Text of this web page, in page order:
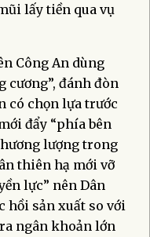
lấy tiền qua vụ
Công An dùng
cương”, đánh đòn
có chọn lựa trước
đẩy “phía bên
lượng trong
thiên hạ mới vỡ
lực” nên Dân
hồi sản xuất so với
ngân khoản lớn